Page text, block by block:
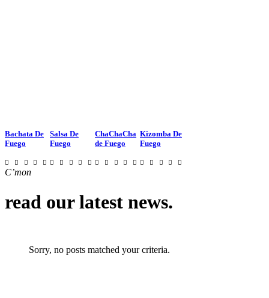
Bachata De
Fuego
Salsa De
Fuego
ChaChaCha
de Fuego
Kizomba De
Fuego
C’mon
read our latest news.
Sorry, no posts matched your criteria.